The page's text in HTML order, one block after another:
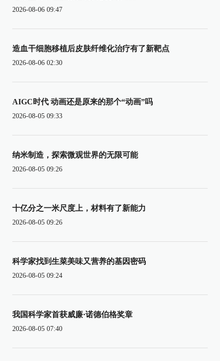
2026-08-06 09:47
造血干细胞移植后皮肤纤维化治疗有了新靶点
2026-08-06 02:30
AIGC时代 动画还是原来的那个“动画”吗
2026-08-05 09:33
纳米制造，探索微观世界的无限可能
2026-08-05 09:26
十亿分之一米尺度上，材料有了新能力
2026-08-05 09:26
科学家找到生菜美味又营养的基因密码
2026-08-05 09:24
我国科学家首获威廉·诺德伯格奖章
2026-08-05 07:40